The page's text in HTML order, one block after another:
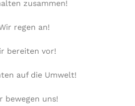
zusammen!
regen an!
bereiten vor!
auf die Umwelt!
bewegen uns!